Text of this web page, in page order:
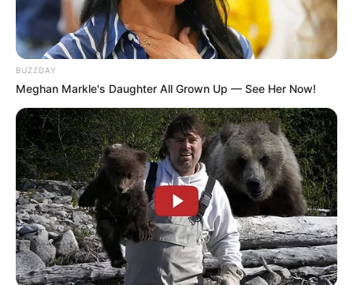
συμβαίνει κι εφόσον μας αφορά άμεσα μπορούμε να
σας κάνουμε μία υπενθύμιση.
Σε άλλη μία προσπάθεια μας,
με γνώμονα τις μετακινήσεις οπαδών, φιλοξενήσαμε
τον κόσμο του Άρη το 2022 στη Λεωφόρο χωρίς να
γίνει το παραμικρό . Το παραμικρό δεν έγινε ούτε
και στον τελικό κυπέλλου μπάσκετ στο
Αλεξάνδρειο το 2017 στην έδρα του φιναλίστ του
κυπέλλου .
BUZZDAY
Meghan Markle's Daughter All Grown Up — See Her Now!